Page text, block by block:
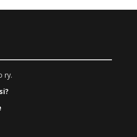
ry.